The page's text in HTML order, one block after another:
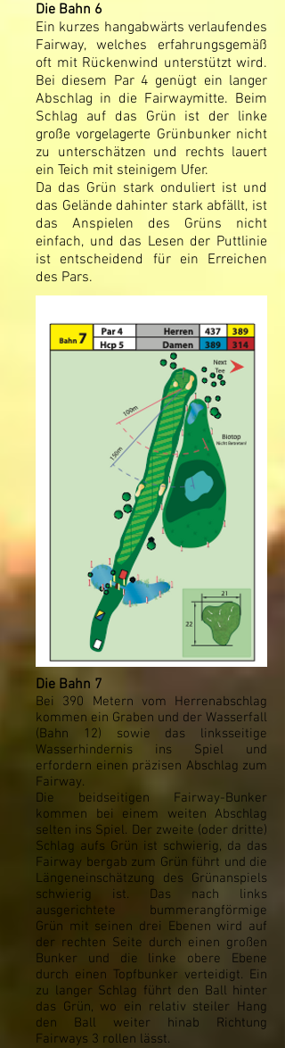
Die Bahn 6
Ein kurzes hangabwärts verlaufendes
Fairway, welches erfahrungsgemäß
oft mit Rückenwind unterstützt wird.
Bei diesem Par 4 genügt ein langer
Abschlag in die Fairwaymitte. Beim
Schlag auf das Grün ist der linke
große vorgelagerte Grünbunker nicht
zu unterschätzen und rechts lauert
ein Teich mit steinigem Ufer.
Da das Grün stark onduliert ist und
das Gelände dahinter stark abfällt, ist
das Anspielen des Grüns nicht
einfach, und das Lesen der Puttlinie
ist entscheidend für ein Erreichen
des Pars.
Die Bahn 7
Bei 390 Metern vom Herrenabschlag
kommen ein Graben und der Wasserfall
(Bahn 12) sowie das linksseitige
Wasserhindernis ins Spiel und
erfordern einen präzisen Abschlag zum
Fairway.
Die beidseitigen Fairway-Bunker
kommen bei einem weiten Abschlag
selten ins Spiel. Der zweite (oder dritte)
Schlag aufs Grün ist schwierig, da das
Fairway bergab zum Grün führt und die
Längeneinschätzung des Grünanspiels
schwierig ist. Das nach links
ausgerichtete bummerangförmige
Grün mit seinen drei Ebenen wird auf
der rechten Seite durch einen großen
Bunker und die linke obere Ebene
durch einen Topfbunker verteidigt. Ein
zu langer Schlag führt den Ball hinter
das Grün, wo ein relativ steiler Hang
den Ball weiter hinab Richtung
Fairways 3 rollen lässt.